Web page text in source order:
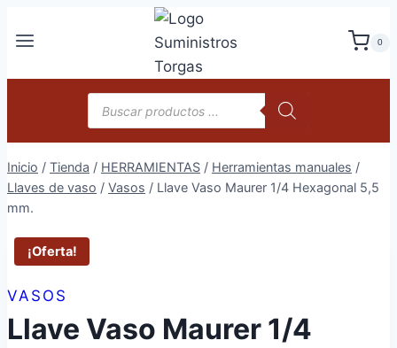
al
0
Búsqueda
de
productos
Inicio / Tienda / HERRAMIENTAS / Herramientas manuales /
Llaves de vaso / Vasos / Llave Vaso Maurer 1/4 Hexagonal 5,5
mm.
¡Oferta!
VASOS
Llave Vaso Maurer 1/4